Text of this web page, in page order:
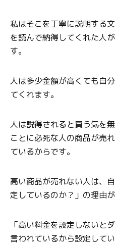
私はそこを丁寧に説明する
を読んで納得してくれた人
す。
人は多少金額が高くても自
てくれます。
人は説得されると買う気を
ことに必死な人の商品が売
ているからです。
高い商品が売れない人は、
定しているのか？」の理由
「高い料金を設定しないと
言われているから設定してい